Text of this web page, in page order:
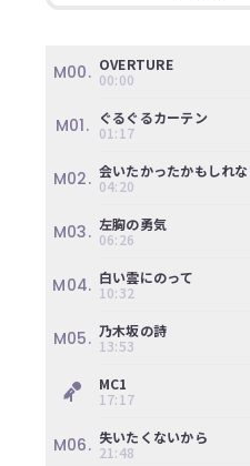
M00. OVERTURE
00:00
M01.
ぐるぐるカーテン
01:17
M02. 会いたかったかもしれ
04:20
M03. 左胸の勇気
06:26
M04. 白い雲にのって
10:32
M05. 乃木坂の詩
13:53
MC1
17:17
M06. 失いたくないから
21:48